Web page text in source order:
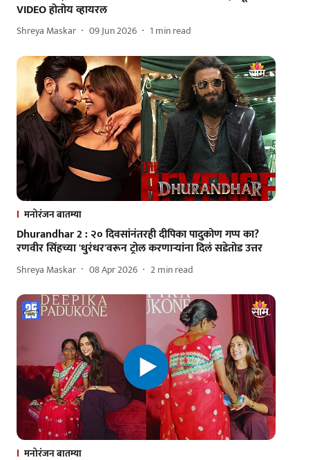
VIDEO होतोय व्हायरल
Shreya Maskar 09 Jun 2026 1 min read
मनोरंजन बातम्या
Dhurandhar 2 : २० दिवसांनंतरही दीपिका पादुकोण गप्प का?
रणवीर सिंहच्या 'धुरंधर'वरून ट्रोल करणाऱ्यांना दिलं सडेतोड उत्तर
Shreya Maskar 08 Apr 2026 2min read
मनोरंजन बातम्या